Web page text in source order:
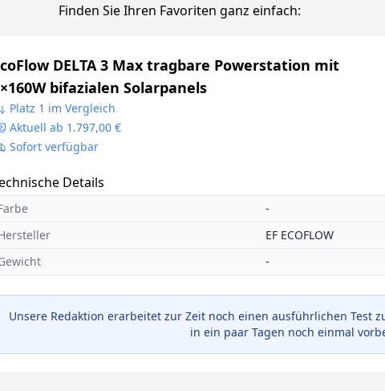
Finden Sie Ihren Favoriten ganz einfach:
DELTA 3 Max tragbare Powerstation mit
bifazialen Solarpanels
Platz 1 im Vergleich
Aktuell ab 1.797,00 €
Sofort verfügbar
Details
-
EF ECOFLOW
-
Unsere Redaktion erarbeitet zur Zeit noch einen ausführlichen Test
in ein paar Tagen noch einmal